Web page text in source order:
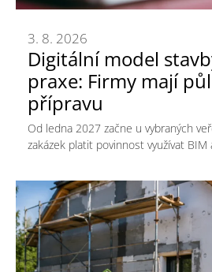
Digitální model
praxe: Firmy mají
přípravu
3. 8. 2026
Od ledna 2027 začne u vybraných
zakázek platit povinnost využívat BIM